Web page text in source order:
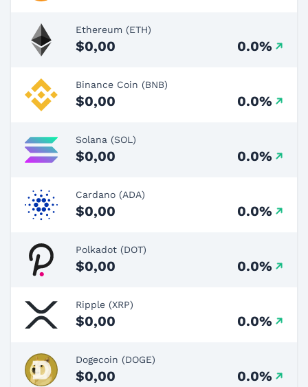
Ethereum (ETH)
$0,00 0.0%
Binance Coin (BNB)
$0,00 0.0%
Solana (SOL)
$0,00 0.0%
Cardano (ADA)
$0,00 0.0%
Polkadot (DOT)
$0,00 0.0%
Ripple (XRP)
$0,00 0.0%
Dogecoin (DOGE)
$0,00 0.0%